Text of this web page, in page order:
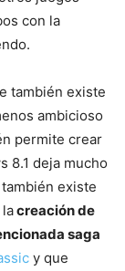
con la
también existe
ambicioso
permite crear
8.1 deja mucho
existe
creación de
saga
y que